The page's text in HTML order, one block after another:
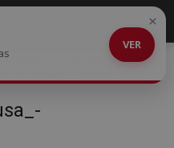
más para mayores en los
VER
×